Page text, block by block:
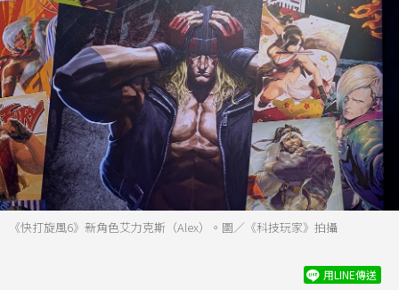
《快打旋風6》新角色艾力克斯（Alex）。圖／《科技玩家》拍攝
用LINE傳送